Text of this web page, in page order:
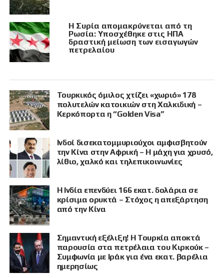
Η Συρία απομακρύνεται από τη
Ρωσία: Υποσχέθηκε στις ΗΠΑ
δραστική μείωση των εισαγωγών
πετρελαίου
Τουρκικός όμιλος χτίζει «χωριό» 178
πολυτελών κατοικιών στη Χαλκιδική –
Κερκόπορτα η “Golden Visa”
Ινδοί δισεκατομμυριούχοι αμφισβητούν
την Κίνα στην Αφρική – Η μάχη για χρυσό,
λίθιο, χαλκό και τηλεπικοινωνίες
Η Ινδία επενδύει 166 εκατ. δολάρια σε
κρίσιμα ορυκτά – Στόχος η απεξάρτηση
από την Κίνα
Σημαντική εξέλιξη! Η Τουρκία αποκτά
παρουσία στα πετρέλαια του Κιρκούκ –
Συμφωνία με Ιράκ για ένα εκατ. βαρέλια
ημερησίως